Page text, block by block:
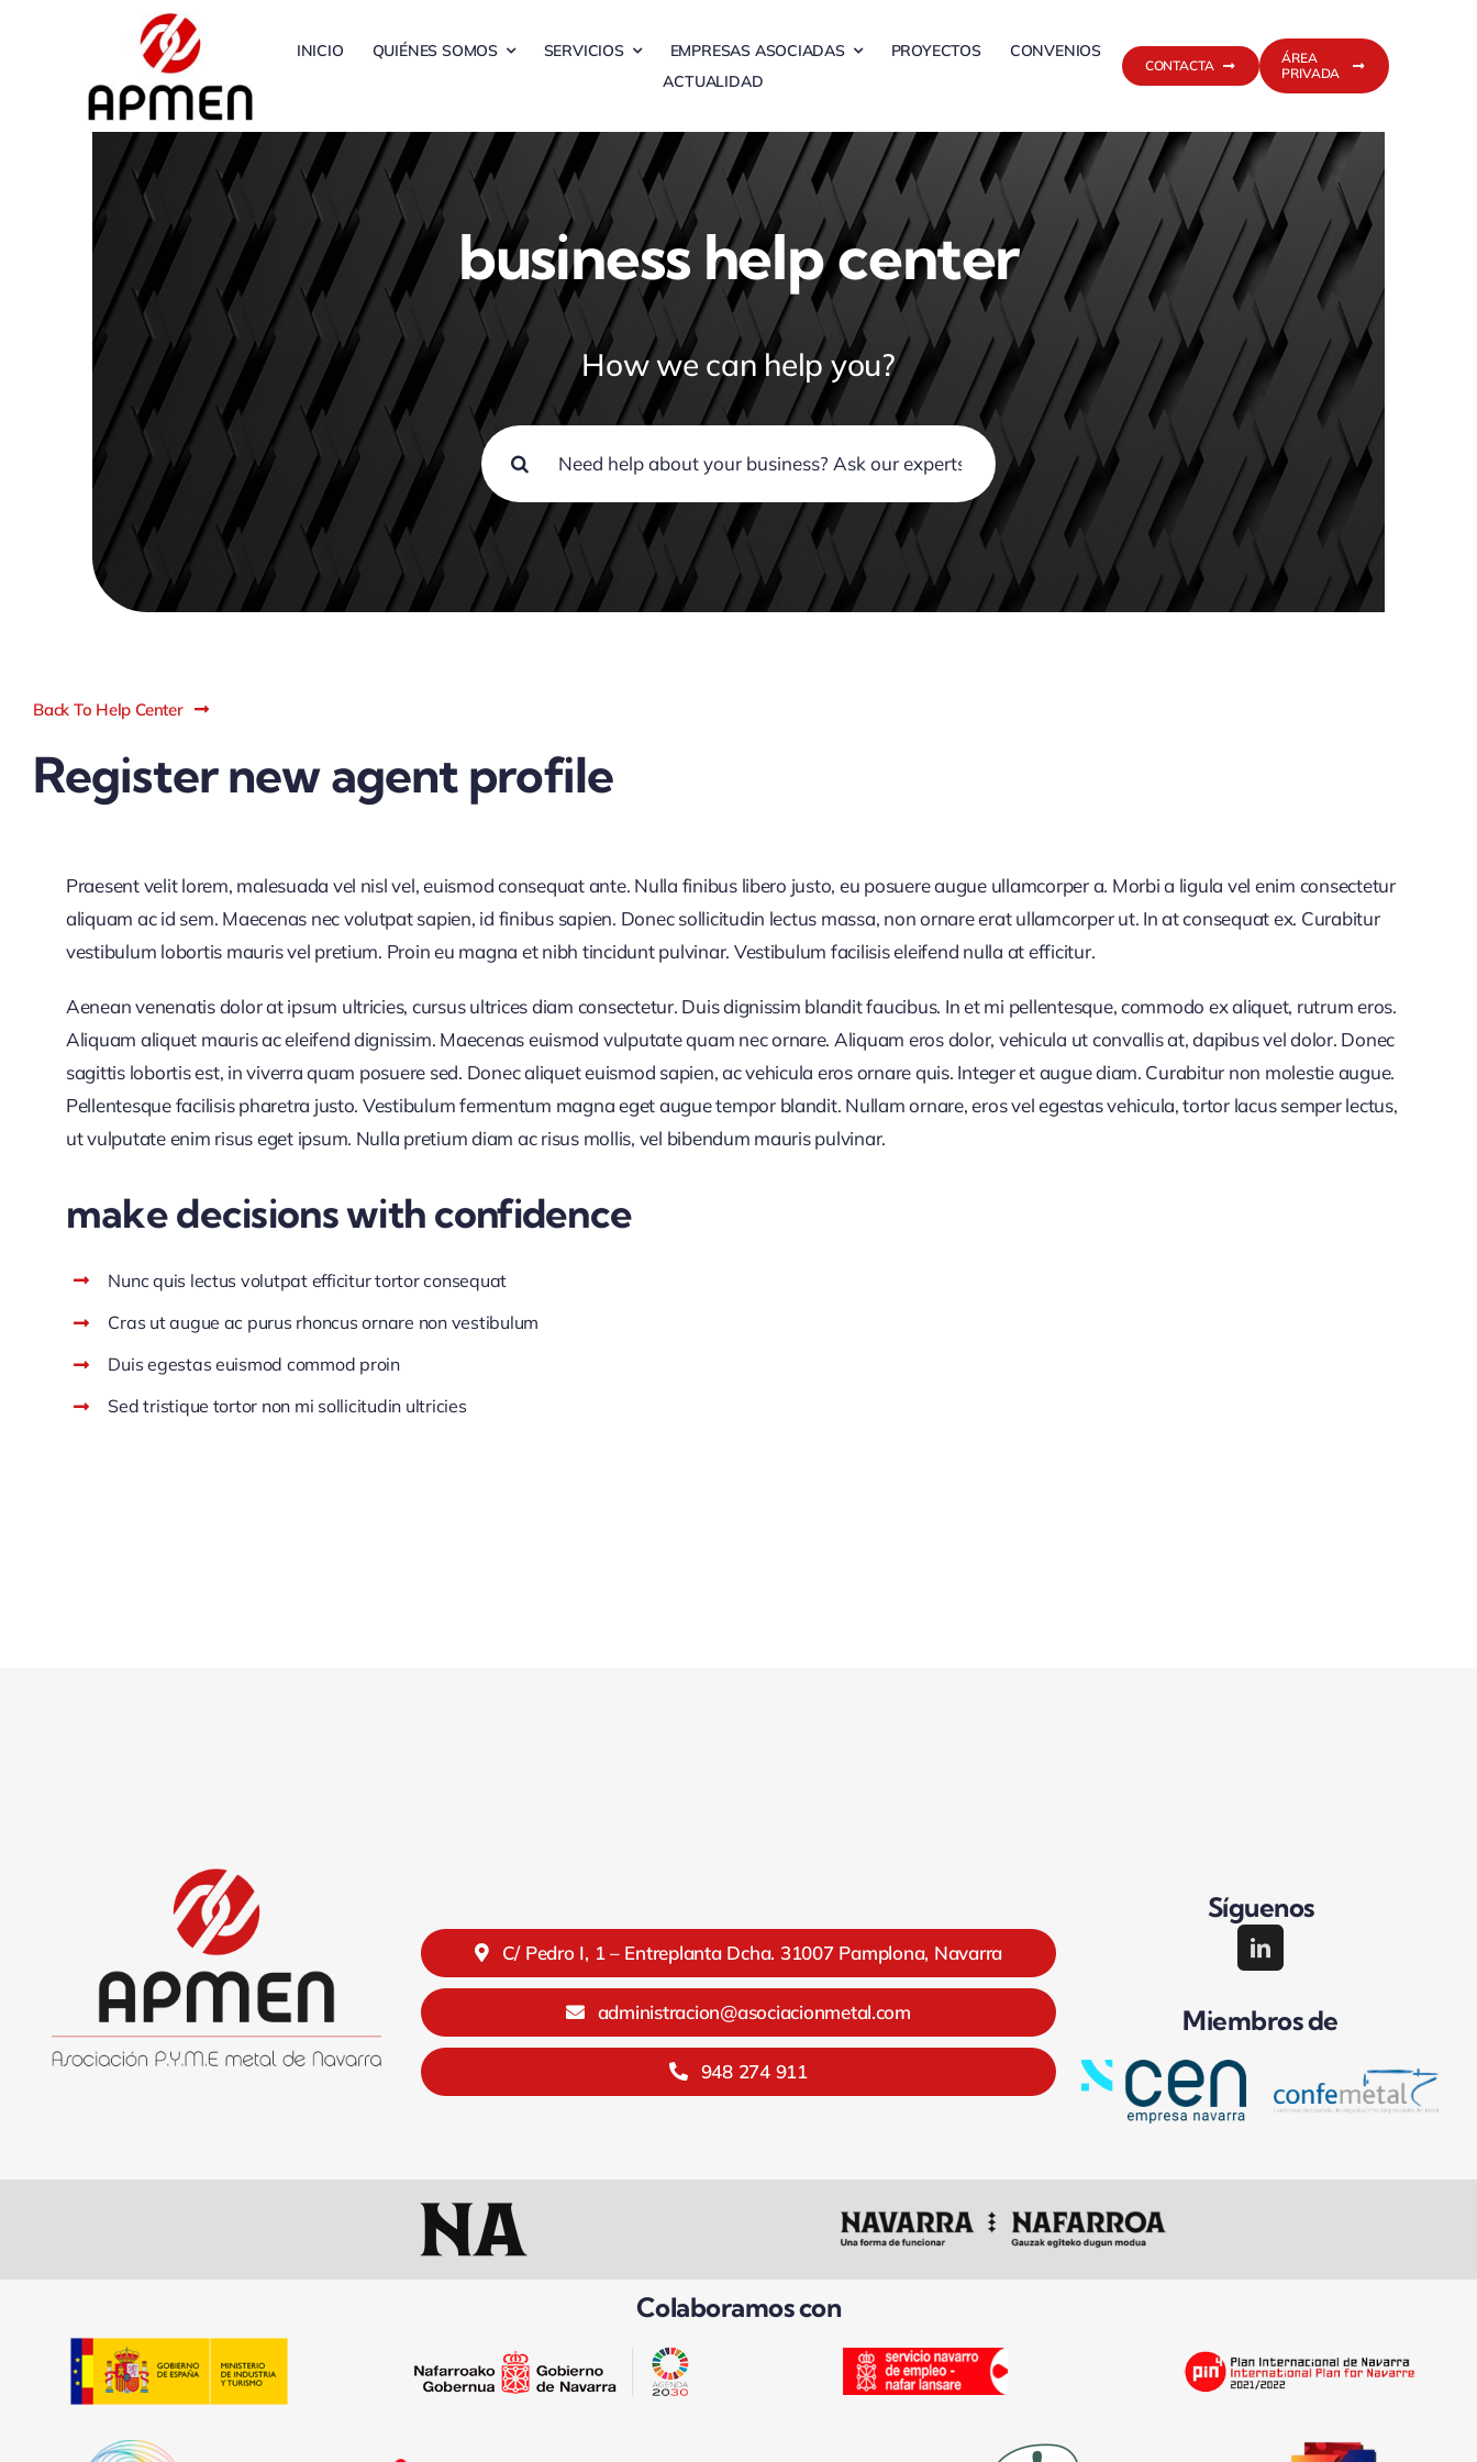
INICIO QUIÉNES SOMOS SERVICIOS EMPRESAS ASOCIADAS PROYECTOS
CONVENIOS
ACTUALIDAD
CONTACTA
ÁREA
PRIVADA
business help center
How we can help you?
Buscar:
Back To Help Center
Register new agent profile
Praesent velit lorem, malesuada vel nisl vel, euismod consequat ante. Nulla finibus libero justo, eu posuere augue ullamcorper a. Morbi a ligula vel enim consectetur
aliquam ac id sem. Maecenas nec volutpat sapien, id finibus sapien. Donec sollicitudin lectus massa, non ornare erat ullamcorper ut. In at consequat ex. Curabitur
vestibulum lobortis mauris vel pretium. Proin eu magna et nibh tincidunt pulvinar. Vestibulum facilisis eleifend nulla at efficitur.
Aenean venenatis dolor at ipsum ultricies, cursus ultrices diam consectetur. Duis dignissim blandit faucibus. In et mi pellentesque, commodo ex aliquet, rutrum eros.
Aliquam aliquet mauris ac eleifend dignissim. Maecenas euismod vulputate quam nec ornare. Aliquam eros dolor, vehicula ut convallis at, dapibus vel dolor. Donec
sagittis lobortis est, in viverra quam posuere sed. Donec aliquet euismod sapien, ac vehicula eros ornare quis. Integer et augue diam. Curabitur non molestie augue.
Pellentesque facilisis pharetra justo. Vestibulum fermentum magna eget augue tempor blandit. Nullam ornare, eros vel egestas vehicula, tortor lacus semper lectus,
ut vulputate enim risus eget ipsum. Nulla pretium diam ac risus mollis, vel bibendum mauris pulvinar.
make decisions with confidence
Nunc quis lectus volutpat efficitur tortor consequat
Cras ut augue ac purus rhoncus ornare non vestibulum
Duis egestas euismod commod proin
Sed tristique tortor non mi sollicitudin ultricies
C/ Pedro I, 1 – Entreplanta Dcha. 31007 Pamplona, Navarra
administracion@asociacionmetal.com
948 274 911
Síguenos
Miembros de
Colaboramos con